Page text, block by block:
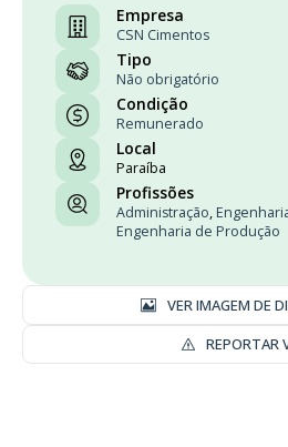
Empresa
CSN Cimentos
Tipo
Não obrigatório
Condição
Remunerado
Local
Paraíba
Profissões
Administração,
Engenharia de Produção
VER IMAGEM DE
REPORTAR